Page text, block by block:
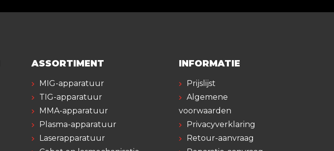
ASSORTIMENT
MIG-apparatuur
TIG-apparatuur
MMA-apparatuur
Plasma-apparatuur
Laserapparatuur
INFORMATIE
Prijslijst
Algemene
voorwaarden
Privacyverklaring
Retour-aanvraag